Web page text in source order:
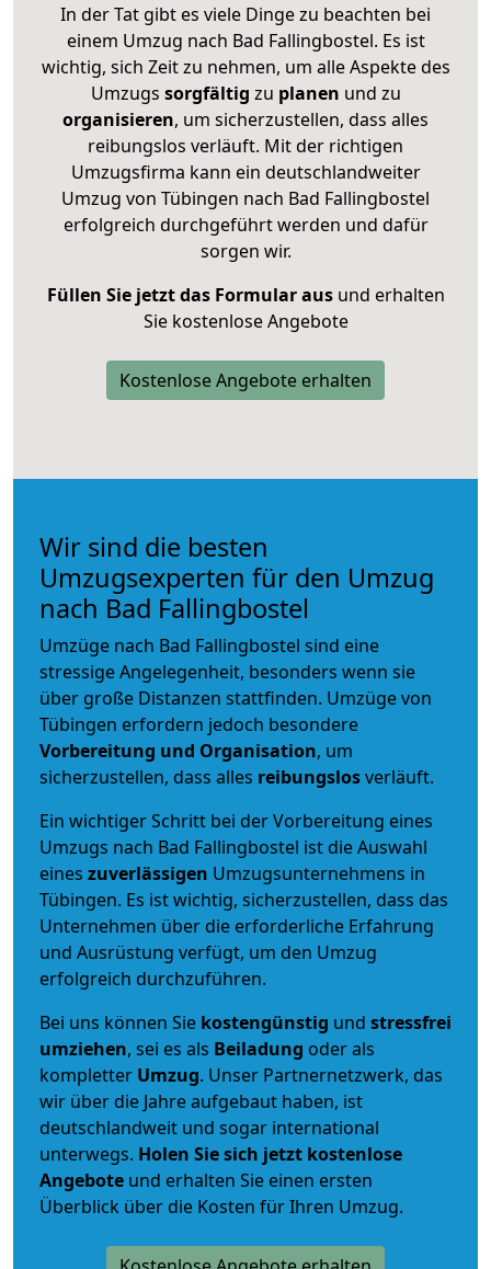
In der Tat gibt es viele Dinge zu beachten bei
einem Umzug nach Bad Fallingbostel. Es ist
wichtig, sich Zeit zu nehmen, um alle Aspekte des
Umzugs sorgfältig zu planen und zu
organisieren, um sicherzustellen, dass alles
reibungslos verläuft. Mit der richtigen
Umzugsfirma kann ein deutschlandweiter
Umzug von Tübingen nach Bad Fallingbostel
erfolgreich durchgeführt werden und dafür
sorgen wir.
Füllen Sie jetzt das Formular ausund erhalten
Sie kostenlose Angebote
Kostenlose Angebote erhalten
Wir sind die besten
Umzugsexperten für den Umzug
nach Bad Fallingbostel
Umzüge nach Bad Fallingbostel sind eine
stressige Angelegenheit, besonders wenn sie
über große Distanzen stattfinden. Umzüge von
Tübingen erfordern jedoch besondere
Vorbereitung und Organisation, um
sicherzustellen, dass alles reibungslosverläuft.
Ein wichtiger Schritt bei der Vorbereitung eines
Umzugs nach Bad Fallingbostel ist die Auswahl
eines zuverlässigen Umzugsunternehmens in
Tübingen. Es ist wichtig, sicherzustellen, dass das
Unternehmen über die erforderliche Erfahrung
und Ausrüstung verfügt, um den Umzug
erfolgreich durchzuführen.
Bei uns können Sie kostengünstig und stressfrei
umziehen, sei es als Beiladung oder als
kompletter Umzug. Unser Partnernetzwerk, das
wir über die Jahre aufgebaut haben, ist
deutschlandweit und sogar international
unterwegs. Holen Sie sich jetzt kostenlose
Angebote und erhalten Sie einen ersten
Überblick über die Kosten für Ihren Umzug.